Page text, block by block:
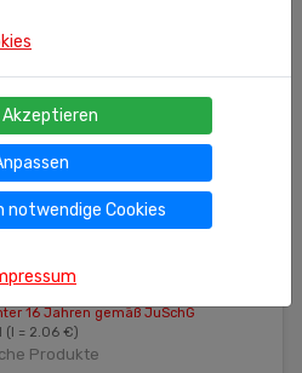
16 Jahren gemäß JuSchG
(l = 2.06 €)
Produkte
Akzeptieren
notwendige Cookies